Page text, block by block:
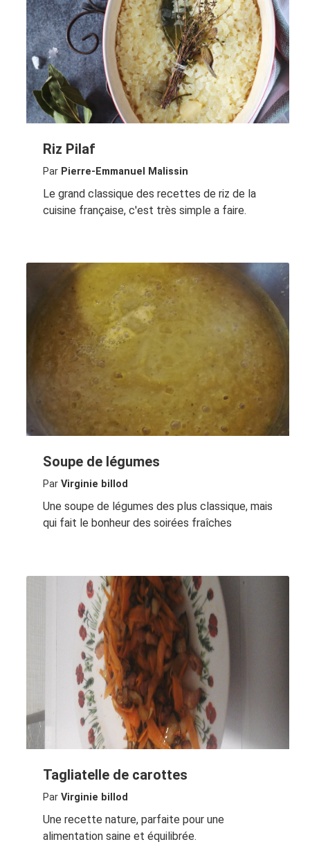
Riz Pilaf
Par Pierre-Emmanuel Malissin
Le grand classique des recettes de riz de la
cuisine française, c'est très simple a faire.
Soupe de légumes
Par Virginie billod
Une soupe de légumes des plus classique, mais
qui fait le bonheur des soirées fraîches
Tagliatelle de carottes
Par Virginie billod
Une recette nature, parfaite pour une
alimentation saine et équilibrée.